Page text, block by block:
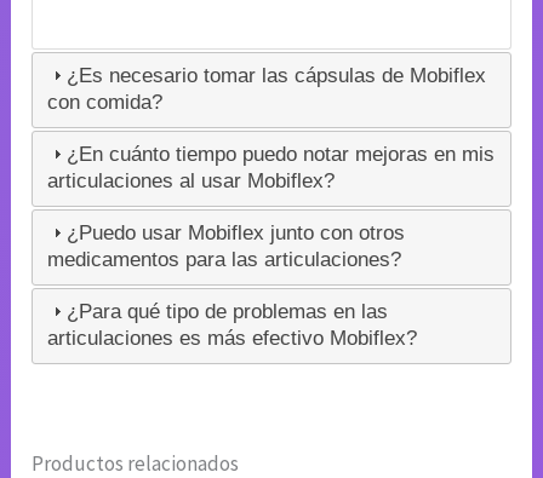
¿Es necesario tomar las cápsulas de Mobiflex
con comida?
¿En cuánto tiempo puedo notar mejoras en mis
articulaciones al usar Mobiflex?
¿Puedo usar Mobiflex junto con otros
medicamentos para las articulaciones?
¿Para qué tipo de problemas en las
articulaciones es más efectivo Mobiflex?
Productos relacionados